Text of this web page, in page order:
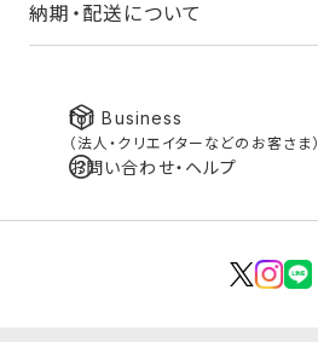
納期・配送について
for Business
（法人・クリエイターなどのお客さま）
お問い合わせ・ヘルプ